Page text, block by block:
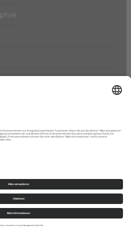
unter Tel.0800 300 1919
nutzen
Consultants GmbH
Hamburg - Köln - München